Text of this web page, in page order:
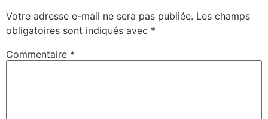
Votre adresse e-mail ne sera pas publiée. Les champs
obligatoires sont indiqués avec *
Commentaire *